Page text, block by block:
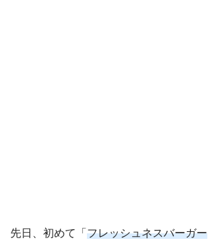
先日、初めて「 フレッシュネスバーガー